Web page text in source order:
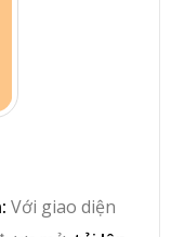
Với giao diện